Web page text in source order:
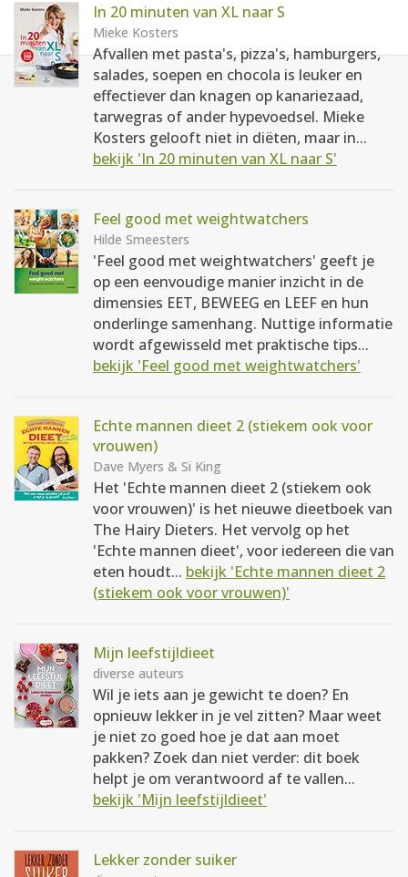
In 20 minuten van XL naar S
Mieke Kosters
Afvallen met pasta's, pizza's, hamburgers,
salades, soepen en chocola is leuker en
effectiever dan knagen op kanariezaad,
tarwegras of ander hypevoedsel. Mieke
Kosters gelooft niet in diëten, maar in...
bekijk 'In 20 minuten van XL naar S'
Feel good met weightwatchers
Hilde Smeesters
'Feel good met weightwatchers' geeft je
op een eenvoudige manier inzicht in de
dimensies EET, BEWEEG en LEEF en hun
onderlinge samenhang. Nuttige informatie
wordt afgewisseld met praktische tips...
bekijk 'Feel good met weightwatchers'
Echte mannen dieet 2 (stiekem ook voor
vrouwen)
Dave Myers & Si King
Het 'Echte mannen dieet 2 (stiekem ook
voor vrouwen)' is het nieuwe dieetboek van
The Hairy Dieters. Het vervolg op het
'Echte mannen dieet', voor iedereen die van
eten houdt... bekijk 'Echte mannen dieet 2
(stiekem ook voor vrouwen)'
Mijn leefstijldieet
diverse auteurs
Wil je iets aan je gewicht te doen? En
opnieuw lekker in je vel zitten? Maar weet
je niet zo goed hoe je dat aan moet
pakken? Zoek dan niet verder: dit boek
helpt je om verantwoord af te vallen...
bekijk 'Mijn leefstijldieet'
Lekker zonder suiker